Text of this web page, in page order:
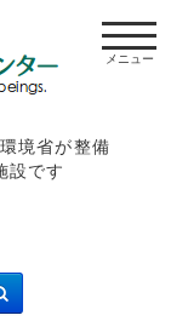
境省が整備
設です
t
o